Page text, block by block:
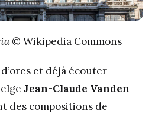
© Wikipedia Commons
et déjà écouter
Jean-Claude Vanden
des compositions de